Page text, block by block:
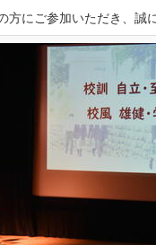
にご参加いただき、誠